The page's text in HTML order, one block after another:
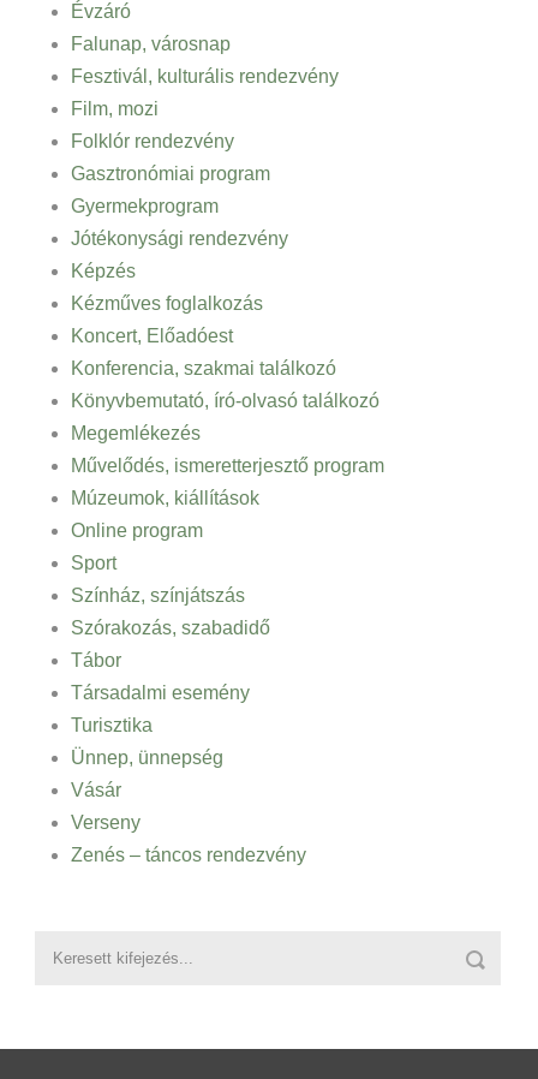
Évzáró
Falunap, városnap
Fesztivál, kulturális rendezvény
Film, mozi
Folklór rendezvény
Gasztronómiai program
Gyermekprogram
Jótékonysági rendezvény
Képzés
Kézműves foglalkozás
Koncert, Előadóest
Konferencia, szakmai találkozó
Könyvbemutató, író-olvasó találkozó
Megemlékezés
Művelődés, ismeretterjesztő program
Múzeumok, kiállítások
Online program
Sport
Színház, színjátszás
Szórakozás, szabadidő
Tábor
Társadalmi esemény
Turisztika
Ünnep, ünnepség
Vásár
Verseny
Zenés – táncos rendezvény